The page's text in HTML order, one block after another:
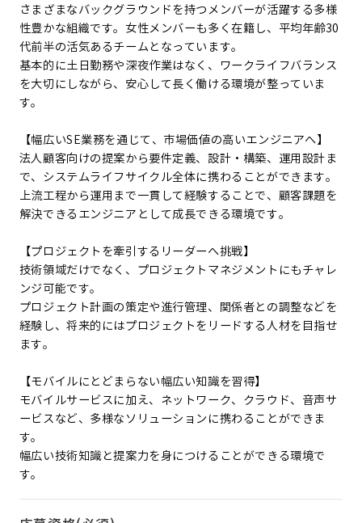
さまざまなバックグラウンドを持つメンバーが活躍する多様
性豊かな組織です。女性メンバーも多く在籍し、平均年齢30
代前半の活気あるチームとなっています。
基本的に土日勤務や深夜作業はなく、ワークライフバランス
を大切にしながら、安心して長く働ける環境が整っていま
す。
【幅広いSE業務を通じて、市場価値の高いエンジニアへ】
法人顧客向けの提案から要件定義、設計・構築、運用設計ま
で、システムライフサイクル全体に携わることができます。
上流工程から運用まで一貫して経験することで、顧客課題を
解決できるエンジニアとして成長できる環境です。
【プロジェクトを牽引するリーダーへ挑戦】
技術領域だけでなく、プロジェクトマネジメントにもチャレ
ンジ可能です。
プロジェクト計画の策定や進行管理、関係者との調整などを
経験し、将来的にはプロジェクトをリードする人材を目指せ
ます。
【モバイルにとどまらない幅広い知識を習得】
モバイルサービスに加え、ネットワーク、クラウド、音声サ
ービスなど、多様なソリューションに携わることができま
す。
幅広い技術知識と提案力を身につけることができる環境で
す。